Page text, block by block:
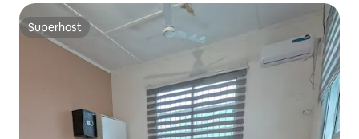
Superhost
Superhost